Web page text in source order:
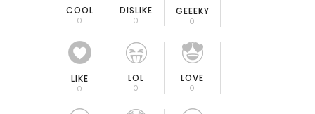
COOL
0
DISLIKE
0
GEEEKY
0
LIKE
0
LOL
0
LOVE
0